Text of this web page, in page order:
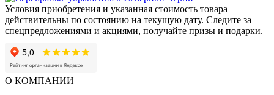
Условия приобретения и указанная стоимость товара
действительны по состоянию на текущую дату. Следите за
спецпредложениями и акциями, получайте призы и подарки.
О КОМПАНИИ